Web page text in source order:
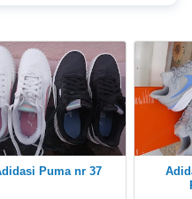
Adidasi Puma nr 37
Adidasi Nike Star